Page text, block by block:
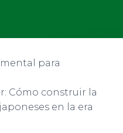
para
Cómo construir la
en la era